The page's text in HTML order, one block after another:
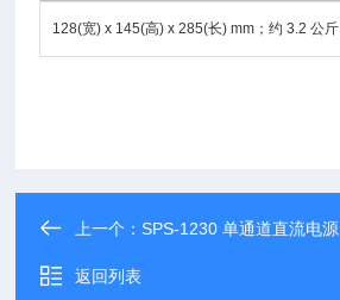
128(宽) x 145(高) x 285(长) mm；约 3.2 公斤
上一个：SPS-1230 单通道直流电源
返回列表